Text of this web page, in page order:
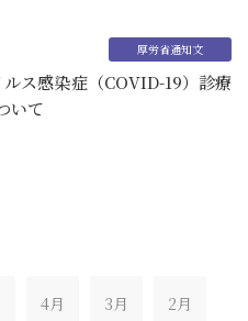
ルス感染症（COVID-19）診療
いて
4月 3月 2月